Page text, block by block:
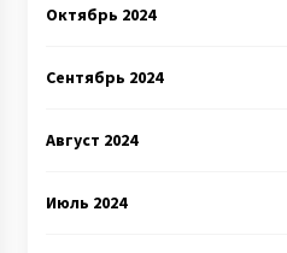
Октябрь 2024
Сентябрь 2024
Август 2024
Июль 2024